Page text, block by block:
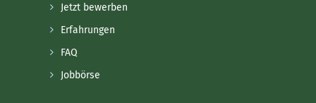
Jetzt bewerben
Erfahrungen
FAQ
Jobbörse